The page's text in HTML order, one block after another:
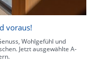
voraus!
Wohlgefühl und
Jetzt ausgewählte A-